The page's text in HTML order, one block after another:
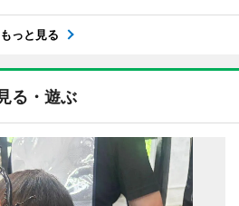
もっと見る
る・遊ぶ